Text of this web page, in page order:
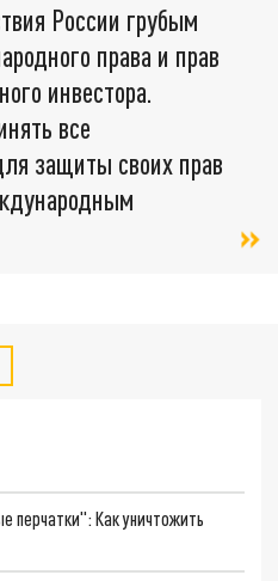
России грубым
права и прав
инвестора.
все
защиты своих прав
перчатки": Как уничтожить